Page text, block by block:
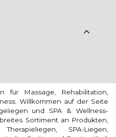
für Massage, Rehabilitation,
Willkommen auf der Seite
und SPA & Wellness-
Sortiment an Produkten,
SPA-Liegen,